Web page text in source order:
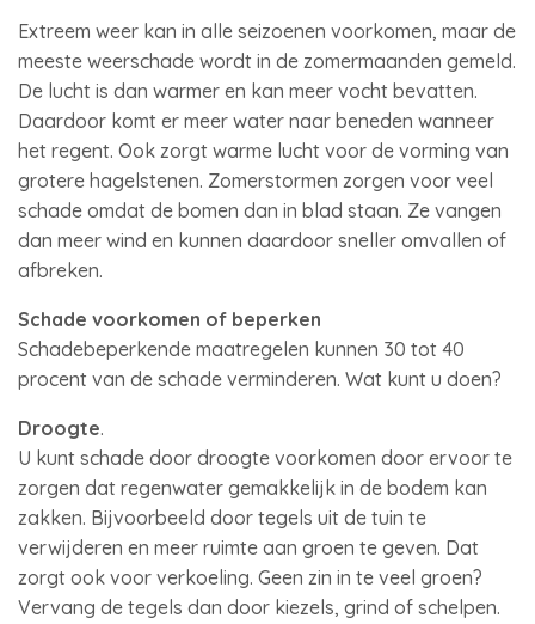
Extreem weer kan in alle seizoenen voorkomen, maar de
meeste weerschade wordt in de zomermaanden gemeld.
De lucht is dan warmer en kan meer vocht bevatten.
Daardoor komt er meer water naar beneden wanneer
het regent. Ook zorgt warme lucht voor de vorming van
grotere hagelstenen. Zomerstormen zorgen voor veel
schade omdat de bomen dan in blad staan. Ze vangen
dan meer wind en kunnen daardoor sneller omvallen of
afbreken.
Schade voorkomen of beperken
Schadebeperkende maatregelen kunnen 30 tot 40
procent van de schade verminderen. Wat kunt u doen?
Droogte.
U kunt schade door droogte voorkomen door ervoor te
zorgen dat regenwater gemakkelijk in de bodem kan
zakken. Bijvoorbeeld door tegels uit de tuin te
verwijderen en meer ruimte aan groen te geven. Dat
zorgt ook voor verkoeling. Geen zin in te veel groen?
Vervang de tegels dan door kiezels, grind of schelpen.